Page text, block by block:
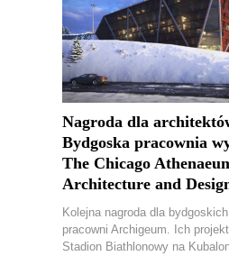
Nagroda dla
Bydgoska pracownia
The Chicago
Architecture and
Kolejna nagroda dla
pracowni Archigeum. Ich
Stadion Biathlonowy na